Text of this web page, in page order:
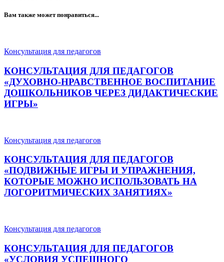
Вам также может понравиться...
Консультация для педагогов
КОНСУЛЬТАЦИЯ ДЛЯ ПЕДАГОГОВ
«ДУХОВНО-НРАВСТВЕННОЕ ВОСПИТАНИЕ
ДОШКОЛЬНИКОВ ЧЕРЕЗ ДИДАКТИЧЕСКИЕ
ИГРЫ»
Консультация для педагогов
КОНСУЛЬТАЦИЯ ДЛЯ ПЕДАГОГОВ
«ПОДВИЖНЫЕ ИГРЫ И УПРАЖНЕНИЯ,
КОТОРЫЕ МОЖНО ИСПОЛЬЗОВАТЬ НА
ЛОГОРИТМИЧЕСКИХ ЗАНЯТИЯХ»
Консультация для педагогов
КОНСУЛЬТАЦИЯ ДЛЯ ПЕДАГОГОВ
«УСЛОВИЯ УСПЕШНОГО